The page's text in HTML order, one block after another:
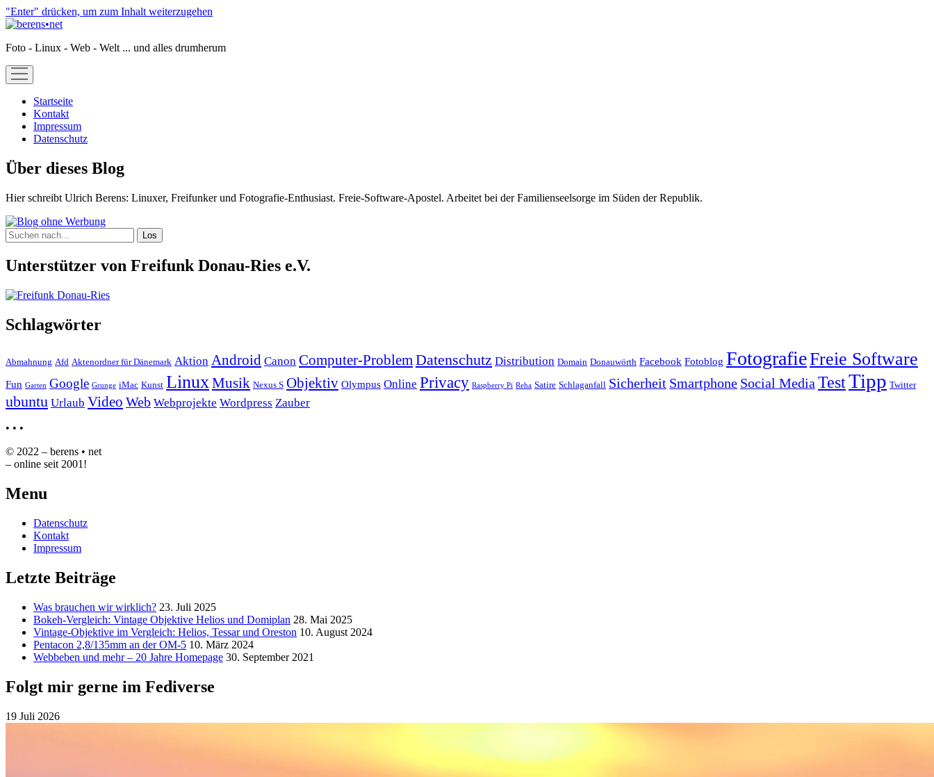
"Enter" drücken, um zum Inhalt weiterzugehen
berens•net
Foto - Linux - Web - Welt ... und alles drumherum
open
menu
Startseite
Kontakt
Impressum
Datenschutz
Sidebar
Über dieses Blog
Hier schreibt Ulrich Berens: Linuxer, Freifunker und Fotografie-Enthusiast. Freie-Software-Apostel. Arbeitet bei der Familienseelsorge im Süden der Republik.
Suchen
Unterstützer von Freifunk Donau-Ries e.V.
Schlagwörter
Abmahnung Afd Aktenordner für Dänemark Aktion Android Canon Computer-ProblemDatenschutz Distribution Domain Donauwörth Facebook Fotoblog FotografieFreie Software
Fun Garten Google Grunge iMac Kunst LinuxMusik Nexus S Objektiv Olympus Online Privacy Raspberry Pi Reha Satire Schlaganfall Sicherheit Smartphone Social MediaTestTipp Twitter
ubuntu Urlaub Video Web Webprojekte Wordpress Zauber
• • •
© 2022 – berens • net
– online seit 2001!
Menu
Datenschutz
Kontakt
Impressum
Letzte Beiträge
Was brauchen wir wirklich? 23. Juli 2025
Bokeh-Vergleich: Vintage Objektive Helios und Domiplan 28. Mai 2025
Vintage-Objektive im Vergleich: Helios, Tessar und Oreston 10. August 2024
Pentacon 2,8/135mm an der OM-5 10. März 2024
Webbeben und mehr – 20 Jahre Homepage 30. September 2021
Folgt mir gerne im Fediverse
19 Juli 2026